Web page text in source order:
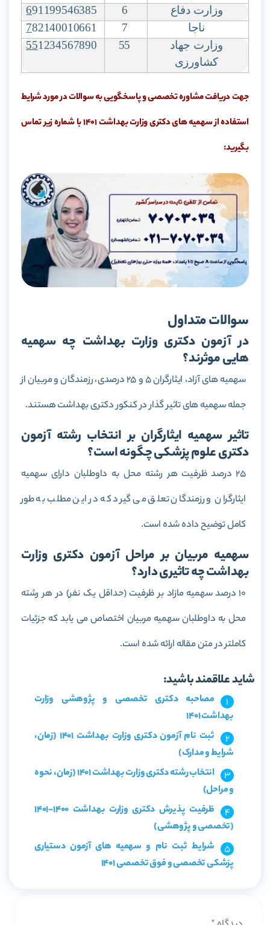
وزارت دفاع 6
691199546385
ناجا
7
782140010661
وزارت جهاد
کشاورزی
55
551234567890
جهت دریافت مشاوره تخصصی و پاسخگویی به سوالات در مورد شرایط
استفاده از سهمیه های دکتری وزارت بهداشت 1401 با شماره زیر تماس
بگیرید:
سوالات متداول
در آزمون دکتری وزارت بهداشت چه سهمیه
هایی موثرند؟
سهمیه های آزاد، ایثارگران 5 و 25 درصدی، رزمندگان و مربیان از
جمله سهمیه های تاثیر گذار در کنکور دکتری بهداشت هستند.
تاثیر سهمیه ایثارگران بر انتخاب رشته آزمون
دکتری علوم پزشکی چگونه است؟
25 درصد ظرفیت هر رشته محل به داوطلبان دارای سهمیه
ایثارگران و رزمندگان تعلق می گیرد که در این مطلب به طور
کامل توضیح داده شده است.
سهمیه مربیان بر مراحل آزمون دکتری وزارت
بهداشت چه تاثیری دارد؟
۱۰ درصد سهمیه مازاد بر ظرفیت (حداقل یک نفر) در هر رشته
محل به داوطلبان سهمیه مربیان اختصاص می یابد که جزئیات
کاملتر در متن مقاله ارائه شده است.
شاید علاقمند باشید:
مصاحبه دکتری تخصصی و پژوهشی وزارت
بهداشت 1401
ثبت نام آزمون دکتری وزارت بهداشت 1401 (زمان،
شرایط و مدارک)
انتخاب رشته دکتری وزارت بهداشت 1401 (زمان، نحوه
و مراحل)
ظرفیت پذیرش دکتری وزارت بهداشت 1400-1401
(تخصصی و پژوهشی)
شرایط ثبت نام و سهمیه های آزمون دستیاری
پزشکی تخصصی و فوق تخصصی 1401